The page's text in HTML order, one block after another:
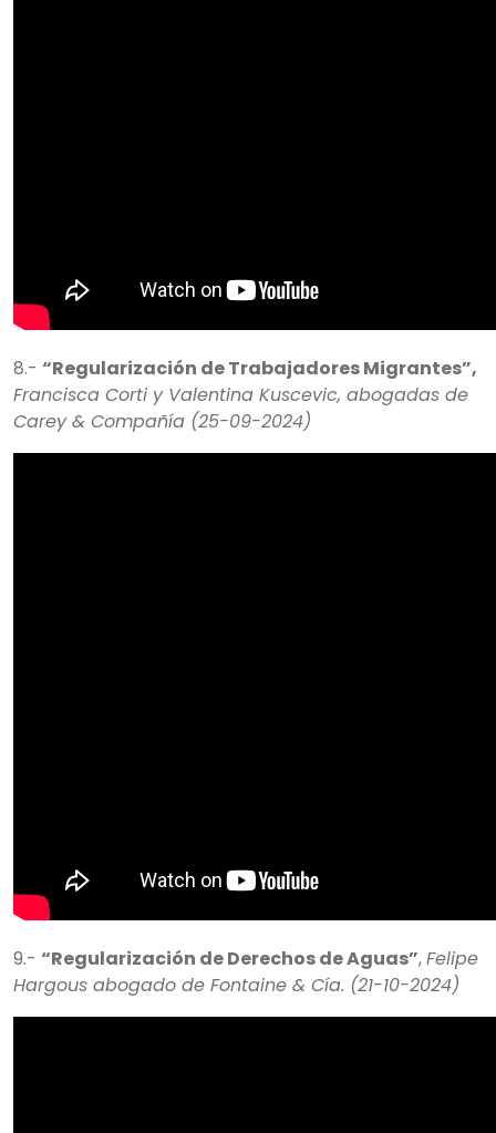
8.- “Regularización de Trabajadores Migrantes”,
Francisca Corti y Valentina Kuscevic, abogadas de
Carey & Compañía (25-09-2024)
9.- “Regularización de Derechos de Aguas”,Felipe
Hargous abogado de Fontaine & Cía. (21-10-2024)